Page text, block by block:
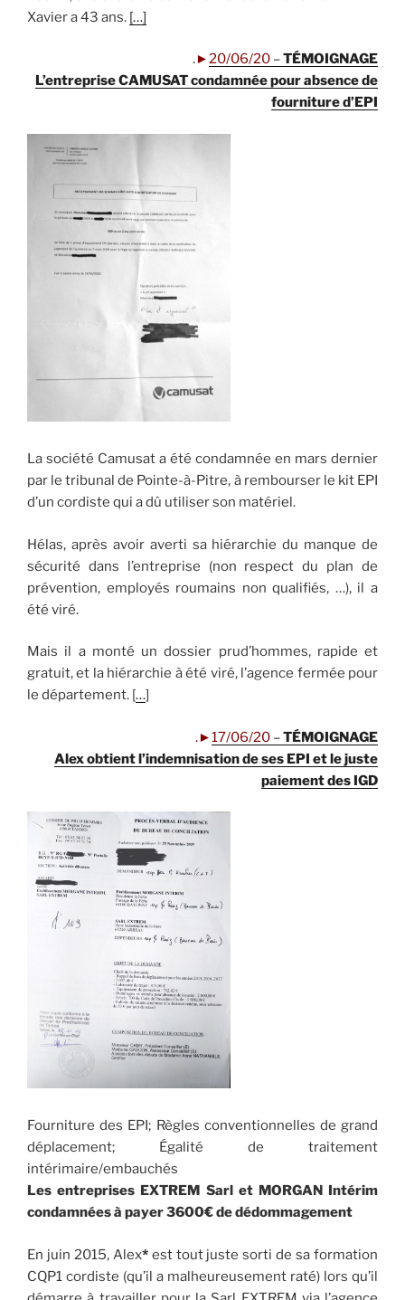
Xavier a 43 ans. […]
.►20/06/20 –TÉMOIGNAGE
L’entreprise CAMUSAT condamnée pour absence de
fourniture d’EPI
La société Camusat a été condamnée en mars dernier
par le tribunal de Pointe-à-Pitre, à rembourser le kit EPI
d’un cordiste qui a dû utiliser son matériel.
Hélas, après avoir averti sa hiérarchie du manque de
sécurité dans l’entreprise (non respect du plan de
prévention, employés roumains non qualifiés, …), il a
été viré.
Mais il a monté un dossier prud’hommes, rapide et
gratuit, et la hiérarchie à été viré, l’agence fermée pour
le département. […]
.►17/06/20 –TÉMOIGNAGE
Alex obtient l’indemnisation de ses EPI et le juste
paiement des IGD
Fourniture des EPI; Règles conventionnelles de grand
déplacement; Égalité de traitement
intérimaire/embauchés
Les entreprises EXTREM Sarl et MORGAN Intérim
condamnées à payer 3600€ de dédommagement
En juin 2015, Alex*est tout juste sorti de sa formation
CQP1 cordiste (qu’il a malheureusement raté) lors qu’il